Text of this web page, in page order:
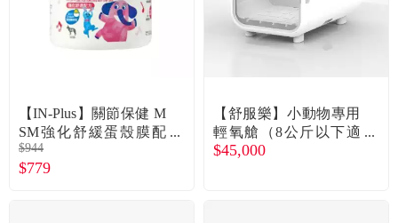
優惠活動
關於我們
【IN-Plus】關節保健 M
SM強化舒緩蛋殼膜配
方（60入）
$944
$779
【舒服樂】小動物專用
輕氧艙（8公斤以下適
用）手動式-百合白（廠
$45,000